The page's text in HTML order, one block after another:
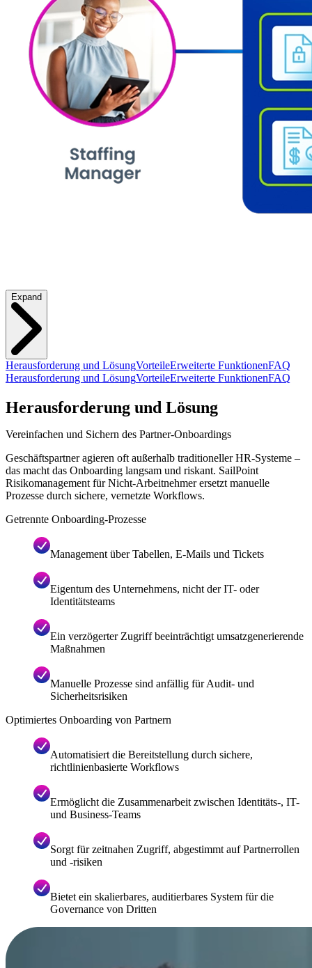
Expand
Herausforderung und LösungVorteileErweiterte FunktionenFAQ
Herausforderung und LösungVorteileErweiterte FunktionenFAQ
Herausforderung und Lösung
Vereinfachen und Sichern des Partner-Onboardings
Geschäftspartner agieren oft außerhalb traditioneller HR-Systeme –
das macht das Onboarding langsam und riskant. SailPoint
Risikomanagement für Nicht-Arbeitnehmer ersetzt manuelle
Prozesse durch sichere, vernetzte Workflows.
Getrennte Onboarding-Prozesse
Management über Tabellen, E-Mails und Tickets
Eigentum des Unternehmens, nicht der IT- oder
Identitätsteams
Ein verzögerter Zugriff beeinträchtigt umsatzgenerierende
Maßnahmen
Manuelle Prozesse sind anfällig für Audit- und
Sicherheitsrisiken
Optimiertes Onboarding von Partnern
Automatisiert die Bereitstellung durch sichere,
richtlinienbasierte Workflows
Ermöglicht die Zusammenarbeit zwischen Identitäts-, IT-
und Business-Teams
Sorgt für zeitnahen Zugriff, abgestimmt auf Partnerrollen
und -risiken
Bietet ein skalierbares, auditierbares System für die
Governance von Dritten